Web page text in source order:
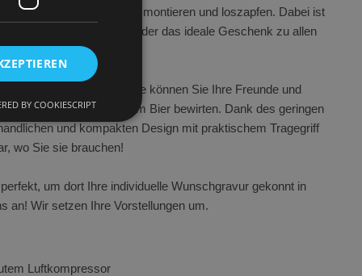
den Zapfkopf am Fass montieren und loszapfen. Dabei ist
Einstiegsmodell oder das ideale Geschenk zu allen
von 25 Litern die Stunde können Sie Ihre Freunde und
mit frisch gezapftem Bier bewirten. Dank des geringen
und kompakten Design mit praktischem Tragegriff
wo Sie sie brauchen!
um dort Ihre individuelle Wunschgravur gekonnt in
an! Wir setzen Ihre Vorstellungen um.
Luftkompressor
BY COOKIESCRIPT